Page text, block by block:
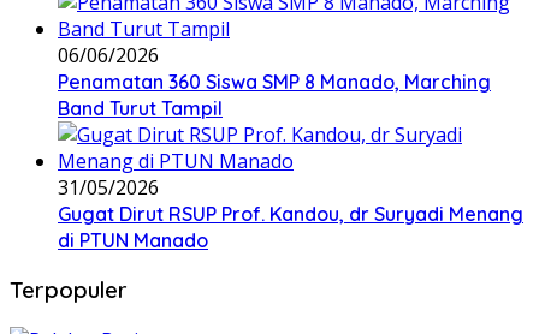
06/06/2026
Penamatan 360 Siswa SMP 8 Manado, Marching
Band Turut Tampil
31/05/2026
Gugat Dirut RSUP Prof. Kandou, dr Suryadi Menang
di PTUN Manado
Terpopuler